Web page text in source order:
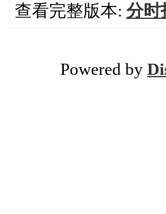
查看完整版本: 分时
Powered by